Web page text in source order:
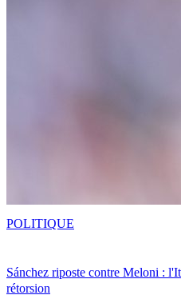
Sánchez riposte contre Meloni :
rétorsion
POLITIQUE